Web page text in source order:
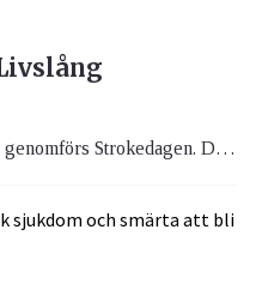
Den andra tisdagen i maj varje år genomförs Strokedagen. Det är STROKE-Riksförbundet som sedan 2003 anordnat denna dag för att belysa hur det är att leva med följderna efter en stroke. Temat för årets Strokedag den 10 maj 2022 är Livslång Rehabilitering.